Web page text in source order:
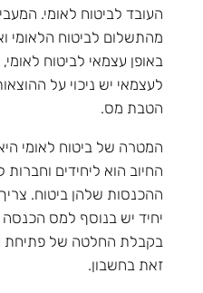
העובד לביטוח לאומי.
מהתשלום לביטוח הלאומי
באופן עצמאי לביטוח לאומי,
לעצמאי יש ניכוי על
הטבת מס.
המטרה של ביטוח לאומי היא
החיוב הוא ליחידים
ההכנסות שלהן ביטוח.
יחיד יש בנוסף למס הכנסה
בקבלת החלטה של פתיחת
זאת בחשבון.